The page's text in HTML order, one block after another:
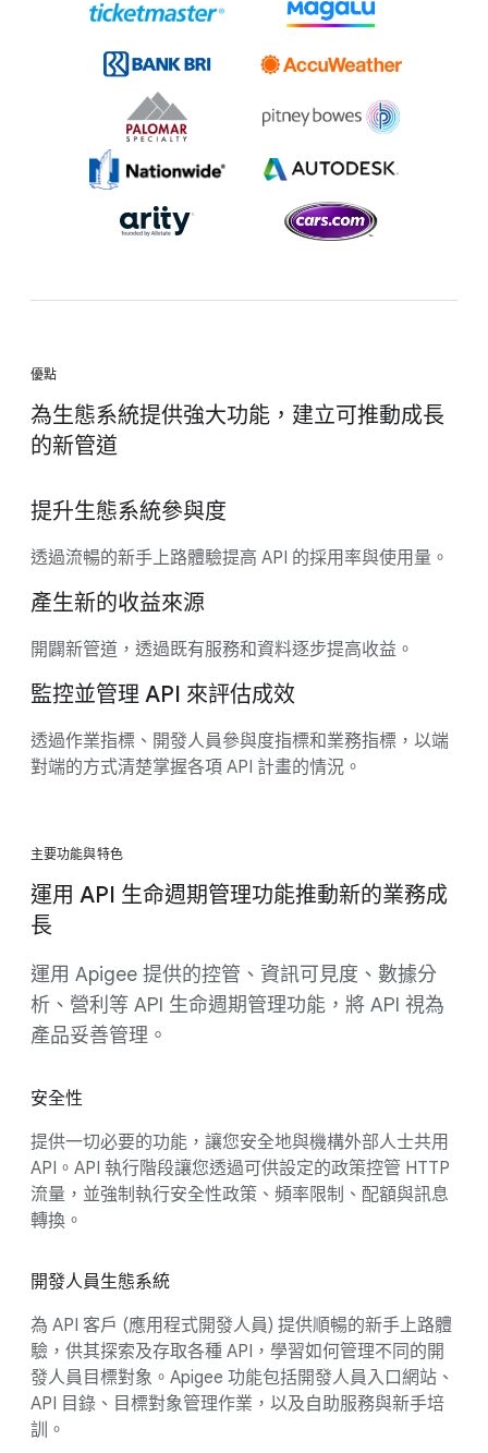
優點
為生態系統提供強大功能，建立可推動成長
的新管道
提升生態系統參與度
透過流暢的新手上路體驗提高 API 的採用率與使用量。
產生新的收益來源
開闢新管道，透過既有服務和資料逐步提高收益。
監控並管理 API 來評估成效
透過作業指標、開發人員參與度指標和業務指標，以端
對端的方式清楚掌握各項 API 計畫的情況。
主要功能與特色
運用 API 生命週期管理功能推動新的業務成
長
運用 Apigee 提供的控管、資訊可見度、數據分
析、營利等 API 生命週期管理功能，將 API 視為
產品妥善管理。
安全性
提供一切必要的功能，讓您安全地與機構外部人士共用
API。API 執行階段讓您透過可供設定的政策控管 HTTP
流量，並強制執行安全性政策、頻率限制、配額與訊息
轉換。
開發人員生態系統
為 API 客戶 (應用程式開發人員) 提供順暢的新手上路體
驗，供其探索及存取各種 API，學習如何管理不同的開
發人員目標對象。Apigee 功能包括開發人員入口網站、
API 目錄、目標對象管理作業，以及自助服務與新手培
訓。